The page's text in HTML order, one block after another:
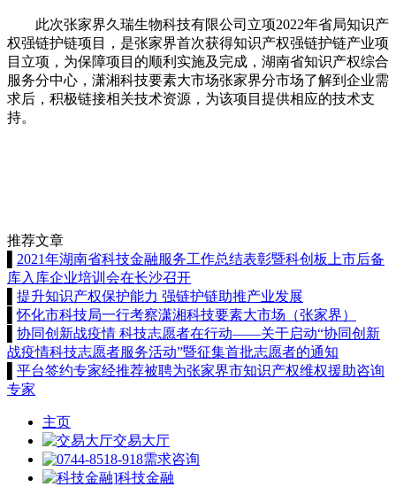
此次张家界久瑞生物科技有限公司立项2022年省局知识产
权强链护链项目，是张家界首次获得知识产权强链护链产业项
目立项，为保障项目的顺利实施及完成，湖南省知识产权综合
服务分中心，潇湘科技要素大市场张家界分市场了解到企业需
求后，积极链接相关技术资源，为该项目提供相应的技术支
持。
推荐文章
2021年湖南省科技金融服务工作总结表彰暨科创板上市后备
库入库企业培训会在长沙召开
提升知识产权保护能力 强链护链助推产业发展
▌怀化市科技局一行考察潇湘科技要素大市场（张家界）
协同创新战疫情 科技志愿者在行动——关于启动“协同创新
战疫情科技志愿者服务活动”暨征集首批志愿者的通知
平台签约专家经推荐被聘为张家界市知识产权维权援助咨询
专家
主页
交易大厅
需求咨询
科技金融